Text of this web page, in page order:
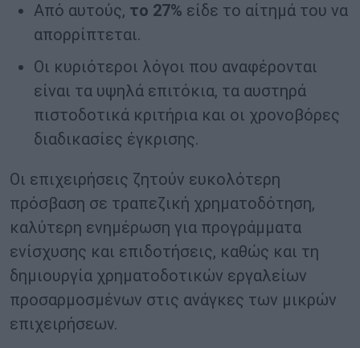
Από αυτούς, το 27% είδε το αίτημά του να
απορρίπτεται.
Οι κυριότεροι λόγοι που αναφέρονται
είναι τα υψηλά επιτόκια, τα αυστηρά
πιστοδοτικά κριτήρια και οι χρονοβόρες
διαδικασίες έγκρισης.
Οι επιχειρήσεις ζητούν ευκολότερη
πρόσβαση σε τραπεζική χρηματοδότηση,
καλύτερη ενημέρωση για προγράμματα
ενίσχυσης και επιδοτήσεις, καθώς και τη
δημιουργία χρηματοδοτικών εργαλείων
προσαρμοσμένων στις ανάγκες των μικρών
επιχειρήσεων.